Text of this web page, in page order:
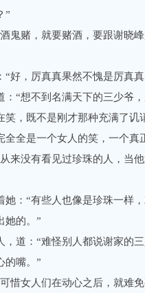
”
赌，就要赌酒，要跟谢晓峰
，厉真真果然不愧是厉真真
“想不到名满天下的三少爷，
既不是刚才那种充满了讥
全是一个女人的笑，一个真
没有看见过珍珠的人，当他
“有些人也像是珍珠一样，
她的。”
：“难怪别人都说谢家的三
的嘴。”
女人们在动心之后，就难免